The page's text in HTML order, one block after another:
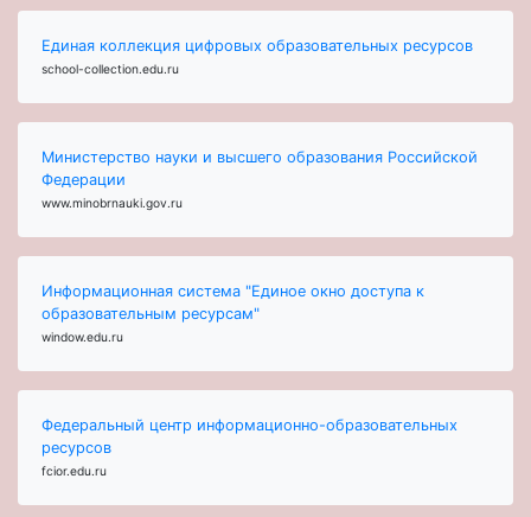
Единая коллекция цифровых образовательных ресурсов
school-collection.edu.ru
Министерство науки и высшего образования Российской
Федерации
www.minobrnauki.gov.ru
Информационная система "Единое окно доступа к
образовательным ресурсам"
window.edu.ru
Федеральный центр информационно-образовательных
ресурсов
fcior.edu.ru